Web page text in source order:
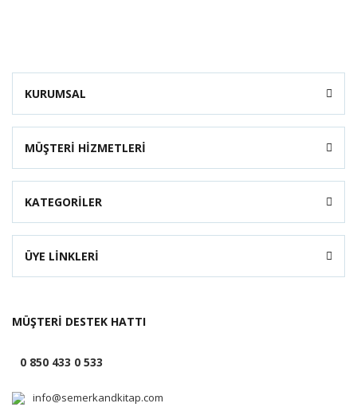
KURUMSAL
MÜŞTERİ HİZMETLERİ
KATEGORİLER
ÜYE LİNKLERİ
MÜŞTERİ DESTEK HATTI
0 850 433 0 533
info@semerkandkitap.com